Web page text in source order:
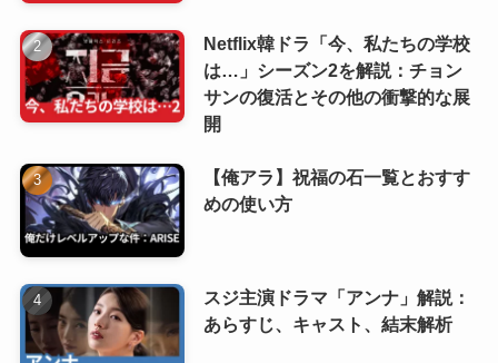
Netflix韓ドラ「今、私たちの学校
は…」シーズン2を解説：チョン
サンの復活とその他の衝撃的な展
開
【俺アラ】祝福の石一覧とおすす
めの使い方
スジ主演ドラマ「アンナ」解説：
あらすじ、キャスト、結末解析